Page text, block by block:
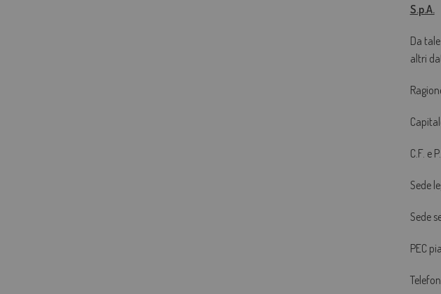
S.p.A.
Da
altri
C.F. e
Sede
Sede
PEC